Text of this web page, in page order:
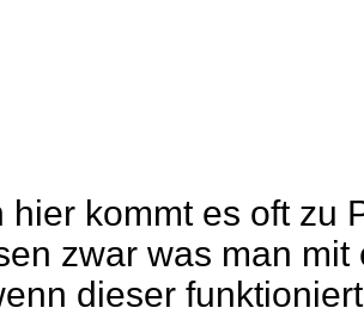
hier kommt es oft zu
zwar was man
dieser